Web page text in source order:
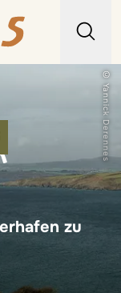
© Yannick Derennes
zu